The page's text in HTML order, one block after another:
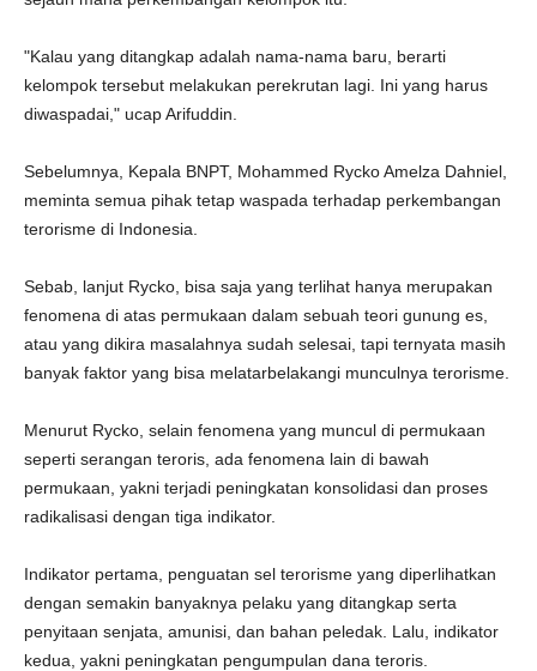
"Kalau yang ditangkap adalah nama-nama baru, berarti
kelompok tersebut melakukan perekrutan lagi. Ini yang harus
diwaspadai," ucap Arifuddin.
Sebelumnya, Kepala BNPT, Mohammed Rycko Amelza Dahniel,
meminta semua pihak tetap waspada terhadap perkembangan
terorisme di Indonesia.
Sebab, lanjut Rycko, bisa saja yang terlihat hanya merupakan
fenomena di atas permukaan dalam sebuah teori gunung es,
atau yang dikira masalahnya sudah selesai, tapi ternyata masih
banyak faktor yang bisa melatarbelakangi munculnya terorisme.
Menurut Rycko, selain fenomena yang muncul di permukaan
seperti serangan teroris, ada fenomena lain di bawah
permukaan, yakni terjadi peningkatan konsolidasi dan proses
radikalisasi dengan tiga indikator.
Indikator pertama, penguatan sel terorisme yang diperlihatkan
dengan semakin banyaknya pelaku yang ditangkap serta
penyitaan senjata, amunisi, dan bahan peledak. Lalu, indikator
kedua, yakni peningkatan pengumpulan dana teroris.